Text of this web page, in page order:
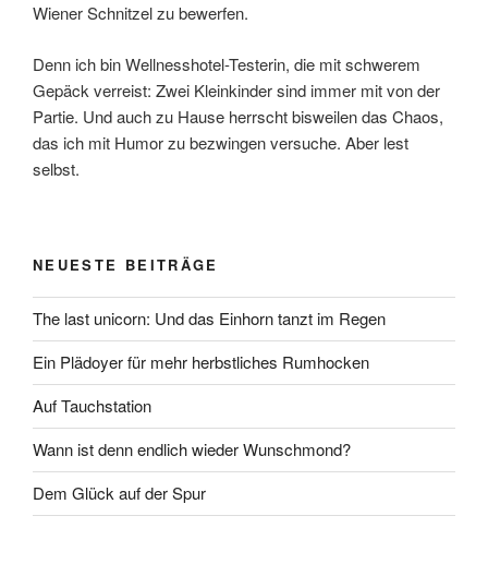
Wiener Schnitzel zu bewerfen.
Denn ich bin Wellnesshotel-Testerin, die mit schwerem
Gepäck verreist: Zwei Kleinkinder sind immer mit von der
Partie. Und auch zu Hause herrscht bisweilen das Chaos,
das ich mit Humor zu bezwingen versuche. Aber lest
selbst.
NEUESTE BEITRÄGE
The last unicorn: Und das Einhorn tanzt im Regen
Ein Plädoyer für mehr herbstliches Rumhocken
Auf Tauchstation
Wann ist denn endlich wieder Wunschmond?
Dem Glück auf der Spur